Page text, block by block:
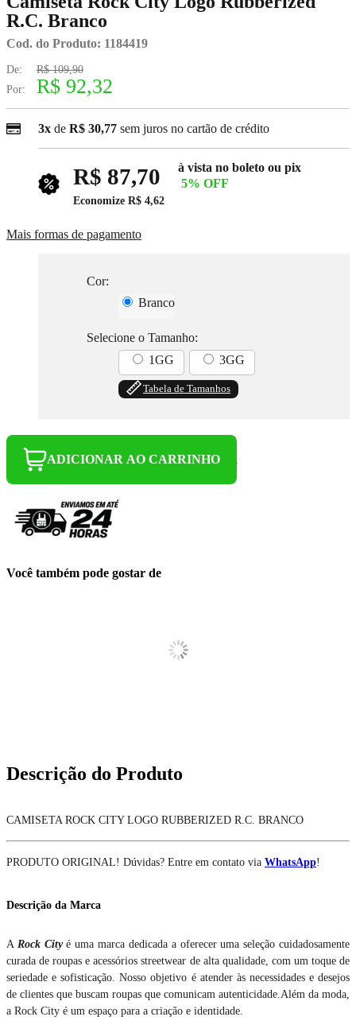
R.C. Branco
Cod. do Produto: 1184419
De:
R$ 109,90
Por:
R$ 92,32
3x de R$ 30,77 sem juros no cartão de crédito
R$ 87,70
à vista no boleto ou pix
5% OFF
Economize R$ 4,62
Mais formas de pagamento
Cor:
Branco
Selecione o Tamanho:
1GG
3GG
Tabela de Tamanhos
ADICIONAR AO CARRINHO
Você também pode gostar de
Descrição do Produto
CAMISETA ROCK CITY LOGO RUBBERIZED R.C. BRANCO
PRODUTO ORIGINAL! Dúvidas? Entre em contato via WhatsApp!
Descrição da Marca
A Rock Cityé uma marca dedicada a oferecer uma seleção cuidadosamente
curada de roupas e acessórios streetwear de alta qualidade, com um toque de
seriedade e sofisticação. Nosso objetivo é atender às necessidades e desejos
de clientes que buscam roupas que comunicam autenticidade.Além da moda,
a Rock City é um espaço para a criação e identidade.